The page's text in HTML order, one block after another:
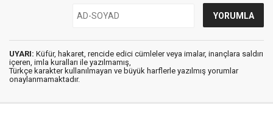
UYARI: Küfür, hakaret, rencide edici cümleler veya imalar, inançlara saldırı
içeren, imla kuralları ile yazılmamış,
Türkçe karakter kullanılmayan ve büyük harflerle yazılmış yorumlar
onaylanmamaktadır.